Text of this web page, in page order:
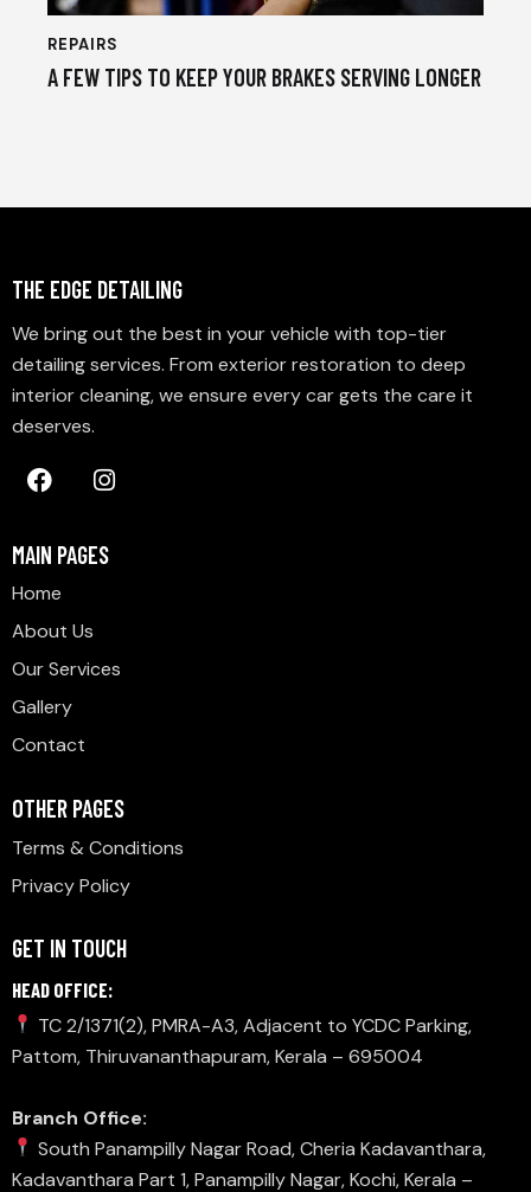
REPAIRS
A FEW TIPS TO KEEP YOUR BRAKES SERVING LONGER
THE EDGE DETAILING
We bring out the best in your vehicle with top-tier
detailing services. From exterior restoration to deep
interior cleaning, we ensure every car gets the care it
deserves.
MAIN PAGES
Home
About Us
Our Services
Gallery
Contact
OTHER PAGES
Terms & Conditions
Privacy Policy
GET IN TOUCH
HEAD OFFICE:
TC 2/1371(2), PMRA-A3, Adjacent to YCDC Parking,
Pattom, Thiruvananthapuram, Kerala – 695004
Branch Office:
South Panampilly Nagar Road, Cheria Kadavanthara,
Kadavanthara Part 1, Panampilly Nagar, Kochi, Kerala –